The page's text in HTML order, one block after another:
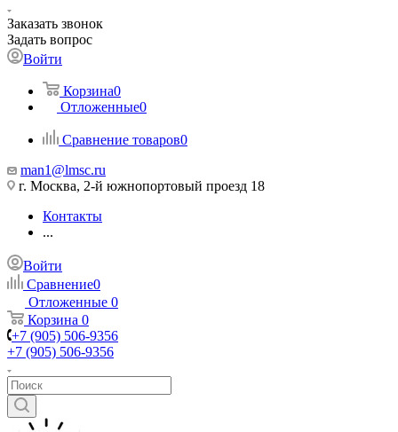
Заказать звонок
Задать вопрос
Войти
Корзина0
Отложенные0
Сравнение товаров0
man1@lmsc.ru
г. Москва, 2-й южнопортовый проезд 18
Контакты
...
Войти
Сравнение0
Отложенные 0
Корзина 0
+7 (905) 506-9356
+7 (905) 506-9356